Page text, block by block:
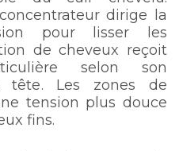
dirige la
pour lisser les
de cheveux reçoit
selon son
tête. Les zones de
tension plus douce
fins.